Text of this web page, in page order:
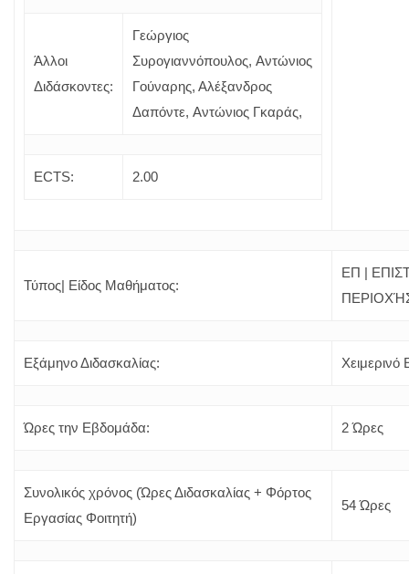
Άλλοι
Διδάσκοντες:
Γεώργιος
Συρογιαννόπουλος, Αντώνιος
Γούναρης, Αλέξανδρος
Δαπόντε, Αντώνιος Γκαράς,
ECTS: 2.00
Τύπος| Είδος Μαθήματος:
ΕΠ |
Εξάμηνο Διδασκαλίας: Χειμερινό
Ώρες την Εβδομάδα: 2 Ώρες
Συνολικός χρόνος (Ώρες Διδασκαλίας + Φόρτος
Εργασίας Φοιτητή)
54 Ώρες